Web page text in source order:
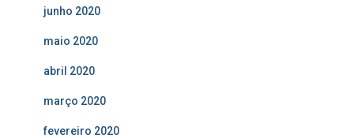
junho 2020
maio 2020
abril 2020
março 2020
fevereiro 2020